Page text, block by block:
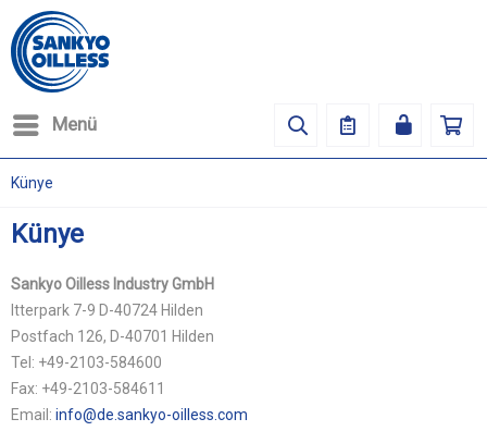
Menü
Künye
Künye
Sankyo Oilless Industry GmbH
Itterpark 7-9 D-40724 Hilden
Postfach 126, D-40701 Hilden
Tel: +49-2103-584600
Fax: +49-2103-584611
Email: info@de.sankyo-oilless.com